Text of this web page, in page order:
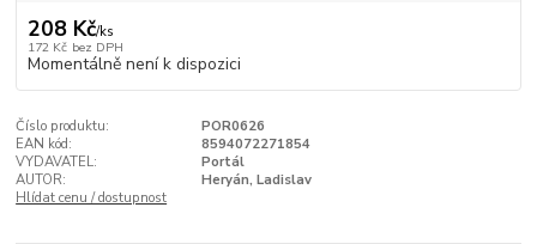
208 Kč/ks
172 Kč bez DPH
Momentálně není k dispozici
Číslo produktu:
POR0626
EAN kód:
8594072271854
VYDAVATEL:
Portál
AUTOR:
Heryán, Ladislav
Hlídat cenu / dostupnost